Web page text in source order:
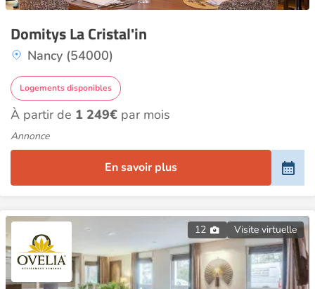
Domitys La Cristal'in
Nancy (54000)
Logements disponibles
À partir de 1 249€ par mois
Annonce
En savoir plus
12 Visite virtuelle